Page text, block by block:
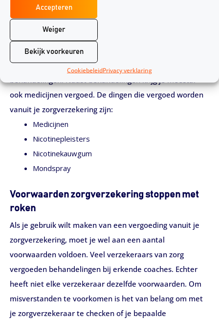
Accepteren
Weiger
Bekijk voorkeuren
CookiebeleidPrivacy verklaring
Zorgverzekering stoppen met roken. Welke
medicijnen worden wel vergoed?
Het is mogelijk om te stoppen met roken via je
zorgverzekering. In de meeste situaties krijg je alle
kosten vergoed voor erkende stoppen met roken
behandelingen. Naast behandelingen krijg je meestal
ook medicijnen vergoed. De dingen die vergoed worden
vanuit je zorgverzekering zijn:
Medicijnen
Nicotinepleisters
Nicotinekauwgum
Mondspray
Voorwaarden zorgverzekering stoppen met
roken
Als je gebruik wilt maken van een vergoeding vanuit je
zorgverzekering, moet je wel aan een aantal
voorwaarden voldoen. Veel verzekeraars van zorg
vergoeden behandelingen bij erkende coaches. Echter
heeft niet elke verzekeraar dezelfde voorwaarden. Om
misverstanden te voorkomen is het van belang om met
je zorgverzekeraar te checken of je bepaalde